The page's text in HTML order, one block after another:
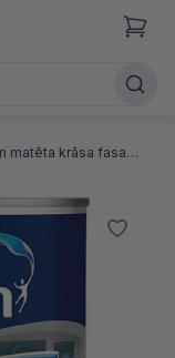
Sadolin Sando F Stipri matēta krāsa fasadēm un cokoliem